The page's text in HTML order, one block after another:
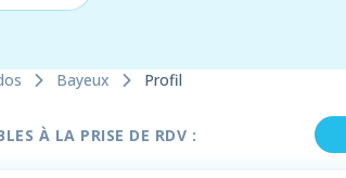
Bayeux Profil
À LA PRISE DE RDV :